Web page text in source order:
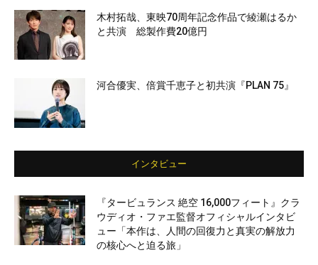
木村拓哉、東映70周年記念作品で綾瀬はるか
と共演 総製作費20億円
河合優実、倍賞千恵子と初共演『PLAN 75』
インタビュー
『タービュランス 絶空 16,000フィート』クラ
ウディオ・ファエ監督オフィシャルインタビ
ュー「本作は、人間の回復力と真実の解放力
の核心へと迫る旅」